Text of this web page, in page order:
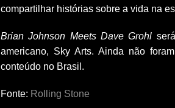
compartilhar histórias sobre a vida na
Brian Johnson Meets Dave Grohl
americano, Sky Arts. Ainda não
conteúdo no Brasil.
Fonte: Rolling Stone